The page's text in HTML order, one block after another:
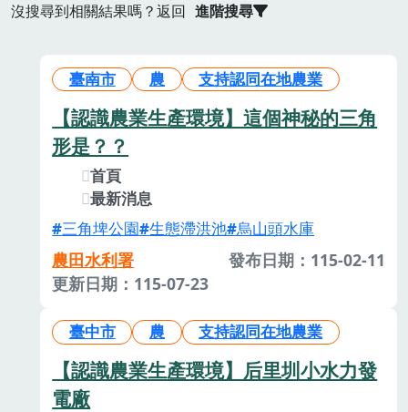
沒搜尋到相關結果嗎？返回 進階搜尋
臺南市 農 支持認同在地農業
【認識農業生產環境】這個神秘的三角
形是？？
首頁
最新消息
三角埤公園 生態滯洪池 烏山頭水庫
農田水利署
發布日期：115-02-11
更新日期：115-07-23
臺中市 農 支持認同在地農業
【認識農業生產環境】后里圳小水力發
電廠